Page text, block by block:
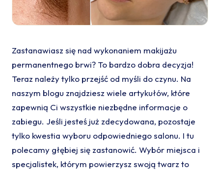
Zastanawiasz się nad wykonaniem makijażu
permanentnego brwi? To bardzo dobra decyzja!
Teraz należy tylko przejść od myśli do czynu. Na
naszym blogu znajdziesz wiele artykułów, które
zapewnią Ci wszystkie niezbędne informacje o
zabiegu. Jeśli jesteś już zdecydowana, pozostaje
tylko kwestia wyboru odpowiedniego salonu. I tu
polecamy głębiej się zastanowić. Wybór miejsca i
specjalistek, którym powierzysz swoją twarz to